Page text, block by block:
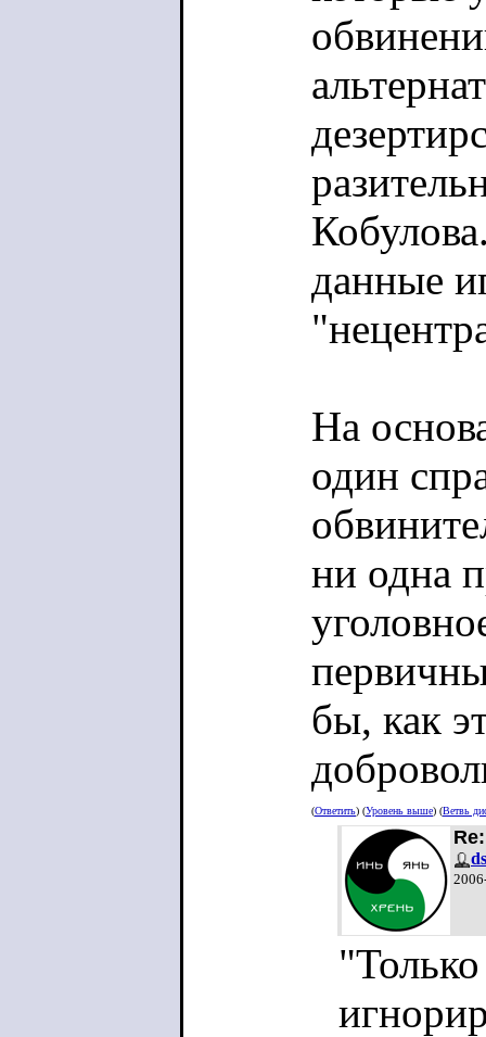
студию
годам (с
сколько
именно в
глупости о
только по
не увижу
будет не о
данные
На
один
ни одна
бы, как
(Ответить) (Уровень выше) (Ветвь